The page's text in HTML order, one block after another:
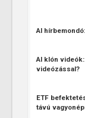
AI
AI klón
videózással?
ETF
távú